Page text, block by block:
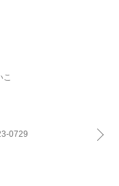
こ
0729